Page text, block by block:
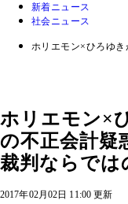
新着ニュース
社会ニュース
ホリエモン×ひろゆ
ホリエモン×
の不正会計疑
裁判ならでは
2017年02月02日 11:00 更新